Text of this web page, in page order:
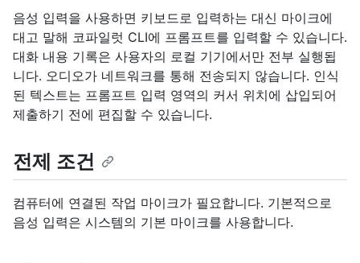
음성 입력을 사용하면 키보드로 입력하는 대신 마이크에
대고 말해 코파일럿 CLI에 프롬프트를 입력할 수 있습니다.
대화 내용 기록은 사용자의 로컬 기기에서만 전부 실행됩
니다. 오디오가 네트워크를 통해 전송되지 않습니다. 인식
된 텍스트는 프롬프트 입력 영역의 커서 위치에 삽입되어
제출하기 전에 편집할 수 있습니다.
전제 조건
컴퓨터에 연결된 작업 마이크가 필요합니다. 기본적으로
음성 입력은 시스템의 기본 마이크를 사용합니다.